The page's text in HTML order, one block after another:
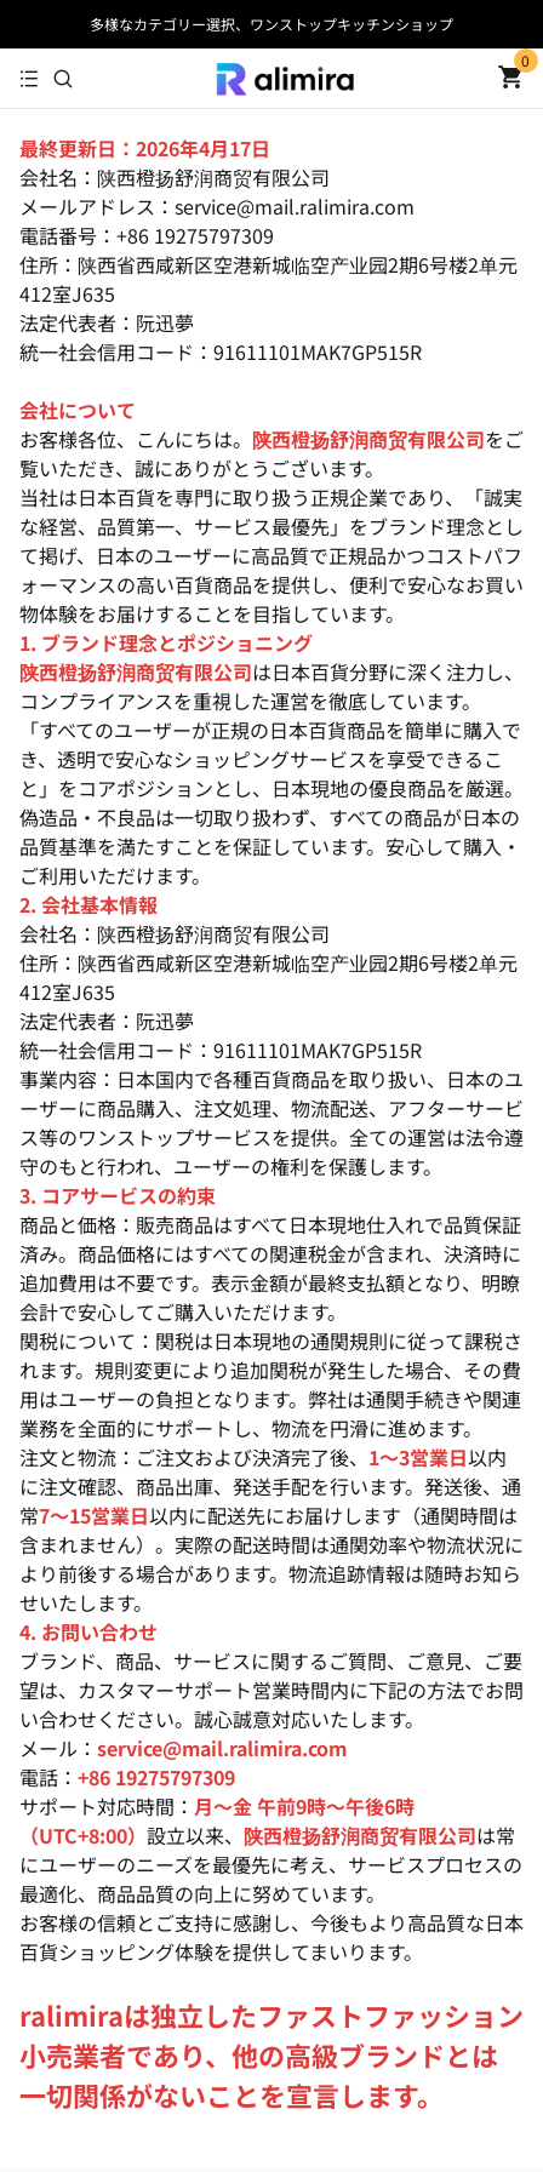
多様なカテゴリー選択、ワンストップキッチンショップ
0
最終更新日：2026年4月17日
会社名：陕西橙扬舒润商贸有限公司
メールアドレス：service@mail.ralimira.com
電話番号：+86 19275797309
住所：陕西省西咸新区空港新城临空产业园2期6号楼2单元
412室J635
法定代表者：阮迅夢
統一社会信用コード：91611101MAK7GP515R
会社について
お客様各位、こんにちは。 陕西橙扬舒润商贸有限公司をご
覧いただき、誠にありがとうございます。
当社は日本百貨を専門に取り扱う正規企業であり、「誠実
な経営、品質第一、サービス最優先」をブランド理念とし
て掲げ、日本のユーザーに高品質で正規品かつコストパフ
ォーマンスの高い百貨商品を提供し、便利で安心なお買い
物体験をお届けすることを目指しています。
1. ブランド理念とポジショニング
陕西橙扬舒润商贸有限公司は日本百貨分野に深く注力し、
コンプライアンスを重視した運営を徹底しています。
「すべてのユーザーが正規の日本百貨商品を簡単に購入で
き、透明で安心なショッピングサービスを享受できるこ
と」をコアポジションとし、日本現地の優良商品を厳選。
偽造品・不良品は一切取り扱わず、すべての商品が日本の
品質基準を満たすことを保証しています。安心して購入・
ご利用いただけます。
2. 会社基本情報
会社名：陕西橙扬舒润商贸有限公司
住所：陕西省西咸新区空港新城临空产业园2期6号楼2单元
412室J635
法定代表者：阮迅夢
統一社会信用コード：91611101MAK7GP515R
事業内容：日本国内で各種百貨商品を取り扱い、日本のユ
ーザーに商品購入、注文処理、物流配送、アフターサービ
ス等のワンストップサービスを提供。全ての運営は法令遵
守のもと行われ、ユーザーの権利を保護します。
3. コアサービスの約束
商品と価格：販売商品はすべて日本現地仕入れで品質保証
済み。商品価格にはすべての関連税金が含まれ、決済時に
追加費用は不要です。表示金額が最終支払額となり、明瞭
会計で安心してご購入いただけます。
関税について：関税は日本現地の通関規則に従って課税さ
れます。規則変更により追加関税が発生した場合、その費
用はユーザーの負担となります。弊社は通関手続きや関連
業務を全面的にサポートし、物流を円滑に進めます。
注文と物流：ご注文および決済完了後、 1〜3営業日以内
に注文確認、商品出庫、発送手配を行います。発送後、通
常7〜15営業日以内に配送先にお届けします（通関時間は
含まれません）。実際の配送時間は通関効率や物流状況に
より前後する場合があります。物流追跡情報は随時お知ら
せいたします。
4. お問い合わせ
ブランド、商品、サービスに関するご質問、ご意見、ご要
望は、カスタマーサポート営業時間内に下記の方法でお問
い合わせください。誠心誠意対応いたします。
メール： service@mail.ralimira.com
電話： +86 19275797309
サポート対応時間： 月〜金 午前9時〜午後6時
（UTC+8:00） 設立以来、 陕西橙扬舒润商贸有限公司は常
にユーザーのニーズを最優先に考え、サービスプロセスの
最適化、商品品質の向上に努めています。
お客様の信頼とご支持に感謝し、今後もより高品質な日本
百貨ショッピング体験を提供してまいります。
ralimiraは独立したファストファッション
小売業者であり、他の高級ブランドとは
一切関係がないことを宣言します。